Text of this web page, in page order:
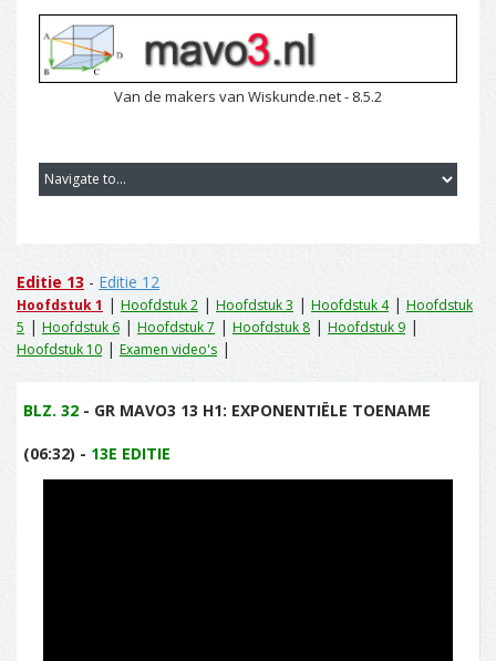
Van de makers van Wiskunde.net - 8.5.2
Editie 13 - Editie 12
Hoofdstuk 1 | Hoofdstuk 2 | Hoofdstuk 3 | Hoofdstuk 4| Hoofdstuk
5 | Hoofdstuk 6 | Hoofdstuk 7 | Hoofdstuk 8 | Hoofdstuk 9 |
Hoofdstuk 10 | Examen video's |
BLZ. 32 - GR MAVO3 13 H1: EXPONENTIËLE TOENAME
(06:32) - 13E EDITIE